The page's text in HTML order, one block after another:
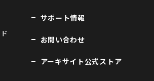
サポート情報
お問い合わせ
アーキサイト公式ストア